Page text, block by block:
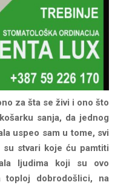
za šta se živi i ono što
sanja, da jednog
uspeo sam u tome, svi
stvari koje ću pamtiti
ljudima koji su ovo
toploj dobrodošlici, na